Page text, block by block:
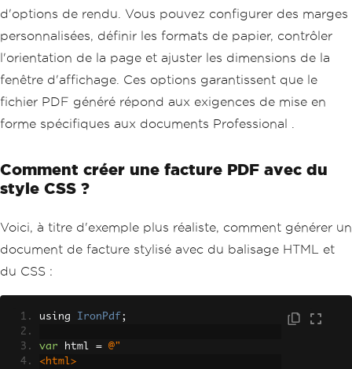
d'options de rendu. Vous pouvez configurer des marges
personnalisées, définir les formats de papier, contrôler
l'orientation de la page et ajuster les dimensions de la
fenêtre d'affichage. Ces options garantissent que le
fichier PDF généré répond aux exigences de mise en
forme spécifiques aux documents Professional .
Comment créer une facture PDF avec du
style CSS ?
Voici, à titre d'exemple plus réaliste, comment générer un
document de facture stylisé avec du balisage HTML et
du CSS :
using IronPdf ;
var html =
@"
<html>